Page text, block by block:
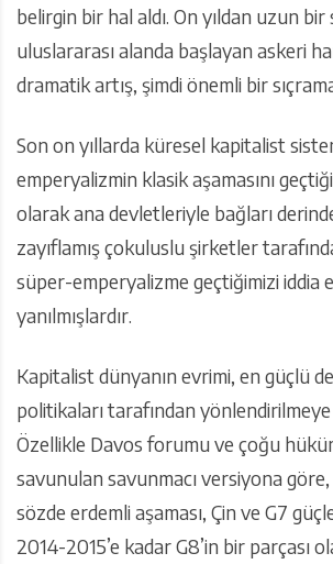
belirgin bir hal aldı. On yıldan uzun
uluslararası alanda başlayan askeri
dramatik artış, şimdi önemli bir
Son on yıllarda küresel kapitalist
emperyalizmin klasik aşamasını
olarak ana devletleriyle bağları
zayıflamış çokuluslu şirketler
süper-emperyalizme geçtiğimizi iddia
yanılmışlardır.
Kapitalist dünyanın evrimi, en güçlü
politikaları tarafından
Özellikle Davos forumu ve çoğu
savunulan savunmacı versiyona
sözde erdemli aşaması, Çin ve G7
2014-2015’e kadar G8’in bir parçası